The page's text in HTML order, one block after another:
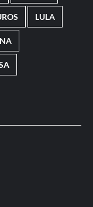
LULA